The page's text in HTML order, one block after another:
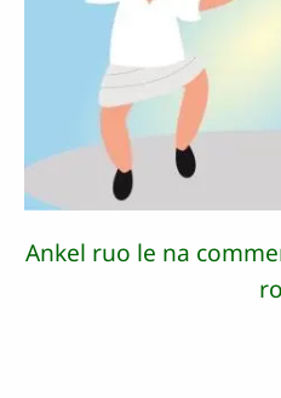
Ankel ruo le na
ro